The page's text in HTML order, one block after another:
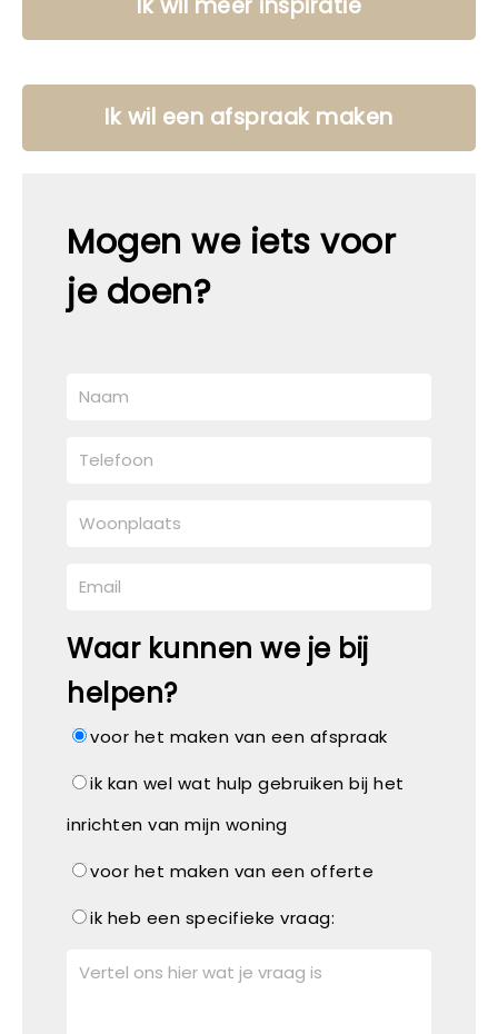
Ik wil meer inspiratie
Ik wil een afspraak maken
Mogen we iets voor
je doen?
Waar kunnen we je bij
helpen?
voor het maken van een afspraak
ik kan wel wat hulp gebruiken bij het
inrichten van mijn woning
voor het maken van een offerte
ik heb een specifieke vraag: